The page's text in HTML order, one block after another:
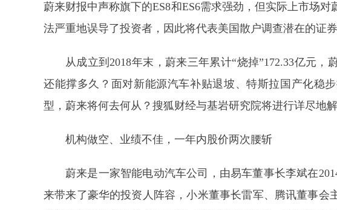
蔚来财报中声称旗下的ES8和ES6需求强劲，但实际上市场
法严重地误导了投资者，因此将代表美国散户调查潜在的证券
从成立到2018年末，蔚来三年累计“烧掉”172.33亿元
还能撑多久？面对新能源汽车补贴退坡、特斯拉国产化稳
型，蔚来将何去何从？搜狐财经与基岩研究院将进行详尽地解
机构做空、业绩不佳，一年内股价两次腰斩
蔚来是一家智能电动汽车公司，由易车董事长李斌在
来带来了豪华的投资人阵容，小米董事长雷军、腾讯董事会